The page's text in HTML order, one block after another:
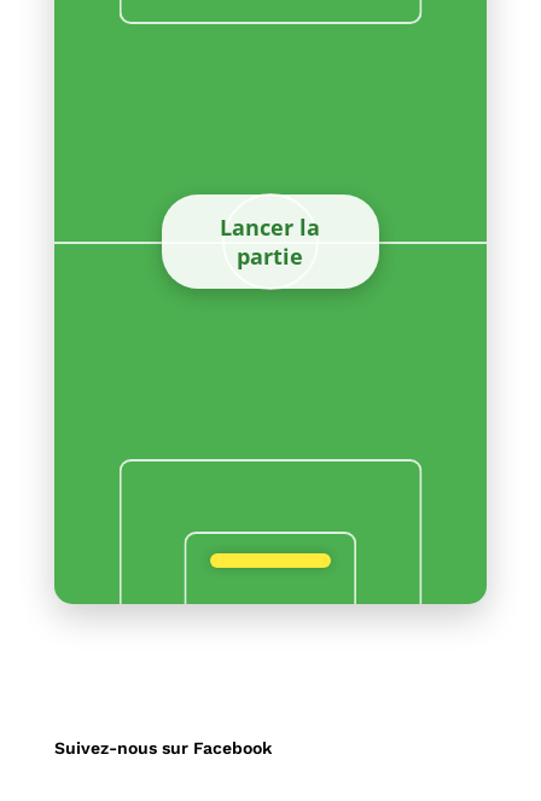
Lancer la
partie
Suivez-nous sur Facebook